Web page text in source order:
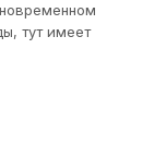
тут имеет